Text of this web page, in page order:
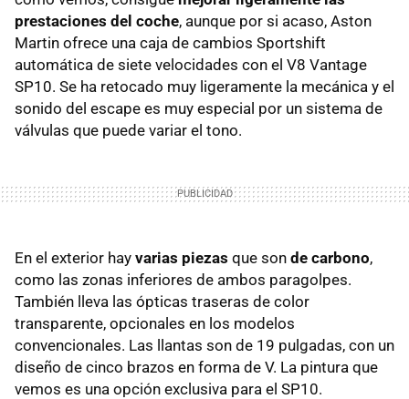
prestaciones del coche, aunque por si acaso, Aston
Martin ofrece una caja de cambios Sportshift
automática de siete velocidades con el V8 Vantage
SP10. Se ha retocado muy ligeramente la mecánica y el
sonido del escape es muy especial por un sistema de
válvulas que puede variar el tono.
En el exterior hay varias piezas que son de carbono,
como las zonas inferiores de ambos paragolpes.
También lleva las ópticas traseras de color
transparente, opcionales en los modelos
convencionales. Las llantas son de 19 pulgadas, con un
diseño de cinco brazos en forma de V. La pintura que
vemos es una opción exclusiva para el SP10.